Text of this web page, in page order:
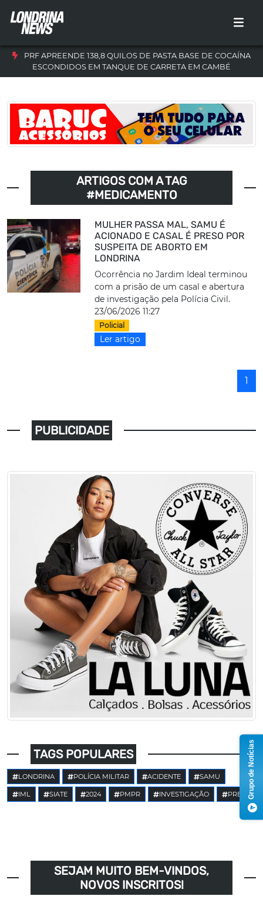
PRF APREENDE 138,8 QUILOS DE PASTA BASE DE COCAÍNA
ESCONDIDOS EM TANQUE DE CARRETA EM CAMBÉ
ARTIGOS COM A TAG
#MEDICAMENTO
MULHER PASSA MAL, SAMU É
ACIONADO E CASAL É PRESO POR
SUSPEITA DE ABORTO EM
LONDRINA
Ocorrência no Jardim Ideal terminou
com a prisão de um casal e abertura
de investigação pela Polícia Civil.
23/06/2026 11:27
Policial
Ler artigo
1
PUBLICIDADE
TAGS POPULARES
LONDRINA POLÍCIA MILITAR ACIDENTE SAMU
IML SIATE 2024 PMPR INVESTIGAÇÃO PRE
SEJAM MUITO BEM-VINDOS,
NOVOS INSCRITOS!
Grupo de Notícias